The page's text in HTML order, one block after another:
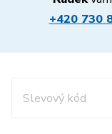
+420 730